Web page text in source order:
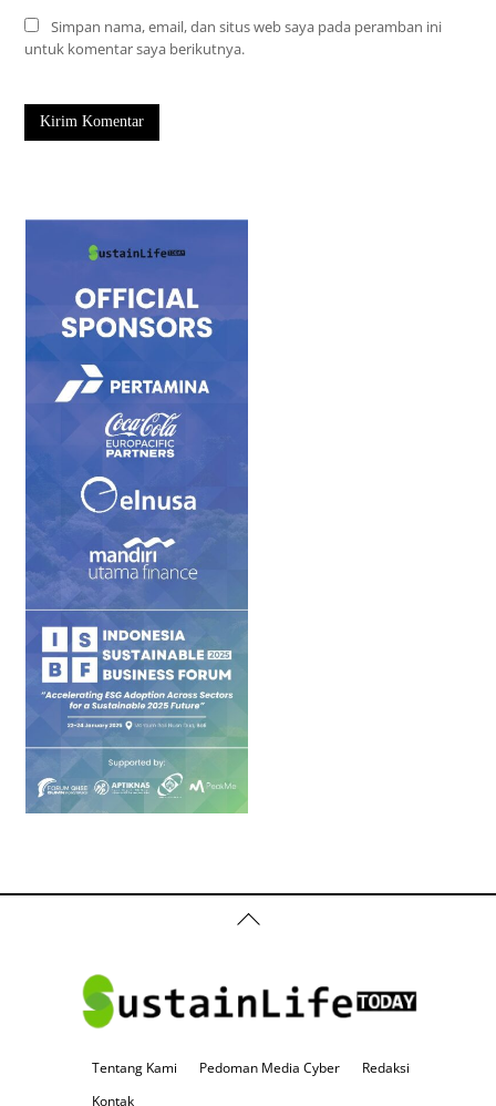
Simpan nama, email, dan situs web saya pada peramban ini
untuk komentar saya berikutnya.
Back
To
Tentang Kami Pedoman Media Cyber
Redaksi
Kontak